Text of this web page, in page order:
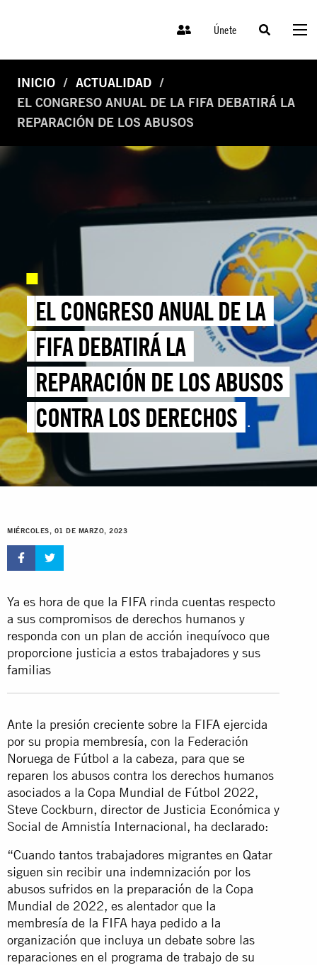
Únete
INICIO
ACTUALIDAD
EL CONGRESO ANUAL DE LA FIFA DEBATIRÁ LA
REPARACIÓN DE LOS ABUSOS
EL CONGRESO ANUAL DE LA
FIFA DEBATIRÁ LA
REPARACIÓN DE LOS ABUSOS
CONTRA LOS DERECHOS
HUMANOS ASOCIADOS A LA
COPA MUNDIAL
MIÉRCOLES, 01 DE MARZO, 2023
Ya es hora de que la FIFA rinda cuentas respecto
a sus compromisos de derechos humanos y
responda con un plan de acción inequívoco que
proporcione justicia a estos trabajadores y sus
familias
Ante la presión creciente sobre la FIFA ejercida
por su propia membresía, con la Federación
Noruega de Fútbol a la cabeza, para que se
reparen los abusos contra los derechos humanos
asociados a la Copa Mundial de Fútbol 2022,
Steve Cockburn, director de Justicia Económica y
Social de Amnistía Internacional, ha declarado:
“Cuando tantos trabajadores migrantes en Qatar
siguen sin recibir una indemnización por los
abusos sufridos en la preparación de la Copa
Mundial de 2022, es alentador que la
membresía de la FIFA haya pedido a la
organización que incluya un debate sobre las
reparaciones en el programa de trabajo de su